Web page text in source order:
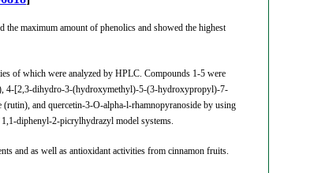
the maximum amount of phenolics and showed the highest
of which were analyzed by HPLC. Compounds 1-5 were
4-[2,3-dihydro-3-(hydroxymethyl)-5-(3-hydroxypropyl)-7-
and quercetin-3-O-alpha-l-rhamnopyranoside by using
diphenyl-2-picrylhydrazyl model systems.
and as well as antioxidant activities from cinnamon fruits.